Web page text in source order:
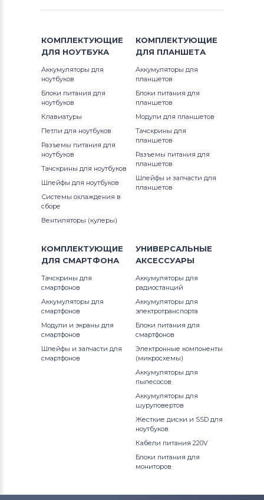
Вентиляторы (кулеры)Quanta
Вентиляторы (кулеры)Hasee
Вентиляторы (кулеры)Dell
Вентиляторы (кулеры)
Вентиляторы (кулеры)Viewsonic
Все бренды
Вентиляторы (кулеры)
Вентиляторы (кулеры)
Вентиляторы (кулеры)Samsung
Вентиляторы (кулеры)
Вентиляторы (кулеры)Clevo
Вентиляторы (кулеры)Sony
Вентиляторы (кулеры)Fujitsu-
Siemens
Вентиляторы (кулеры)KFTYR
Вентиляторы (кулеры)NEC
Вентиляторы (кулеры)iRu
Вентиляторы (кулеры)Roverbook
W270H
W350
W370
W765SUA
КОМПЛЕКТУЮЩИЕ
ДЛЯ НОУТБУКА
Аккумуляторы для
ноутбуков
Блоки питания для
ноутбуков
Клавиатуры
Петли для ноутбуков
Разъемы питания для
ноутбуков
Тачскрины для ноутбуков
Шлейфы для ноутбуков
Системы охлаждения в
сборе
Вентиляторы (кулеры)
КОМПЛЕКТУЮЩИЕ
ДЛЯ ПЛАНШЕТА
Аккумуляторы для
планшетов
Блоки питания для
планшетов
Модули для планшетов
Тачскрины для
планшетов
Разъемы питания для
планшетов
Шлейфы и запчасти для
планшетов
КОМПЛЕКТУЮЩИЕ
ДЛЯ СМАРТФОНА
Тачскрины для
смартфонов
Аккумуляторы для
смартфонов
Модули и экраны для
смартфонов
Шлейфы и запчасти для
смартфонов
УНИВЕРСАЛЬНЫЕ
АКСЕССУАРЫ
Аккумуляторы для
радиостанций
Аккумуляторы для
электротранспорта
Блоки питания для
смартфонов
Электронные компоненты
(микросхемы)
Аккумуляторы для
пылесосов
Аккумуляторы для
шуруповертов
Жесткие диски и SSD для
ноутбуков
Кабели питания 220V
Блоки питания для
мониторов